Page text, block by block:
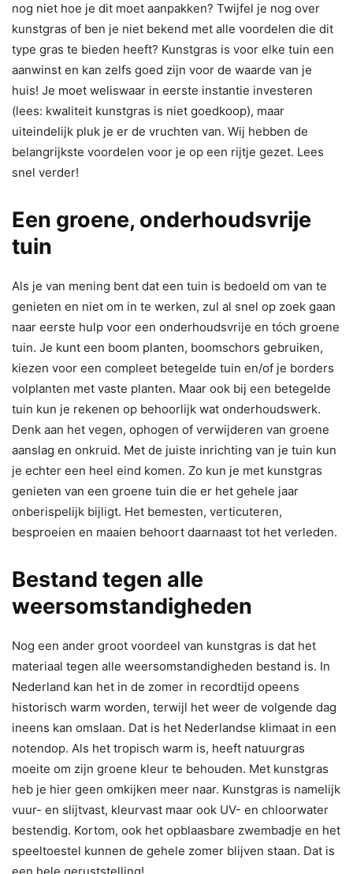
nog niet hoe je dit moet aanpakken? Twijfel je nog over
kunstgras of ben je niet bekend met alle voordelen die dit
type gras te bieden heeft? Kunstgras is voor elke tuin een
aanwinst en kan zelfs goed zijn voor de waarde van je
huis! Je moet weliswaar in eerste instantie investeren
(lees: kwaliteit kunstgras is niet goedkoop), maar
uiteindelijk pluk je er de vruchten van. Wij hebben de
belangrijkste voordelen voor je op een rijtje gezet. Lees
snel verder!
Een groene, onderhoudsvrije
tuin
Als je van mening bent dat een tuin is bedoeld om van te
genieten en niet om in te werken, zul al snel op zoek gaan
naar eerste hulp voor een onderhoudsvrije en tóch groene
tuin. Je kunt een boom planten, boomschors gebruiken,
kiezen voor een compleet betegelde tuin en/of je borders
volplanten met vaste planten. Maar ook bij een betegelde
tuin kun je rekenen op behoorlijk wat onderhoudswerk.
Denk aan het vegen, ophogen of verwijderen van groene
aanslag en onkruid. Met de juiste inrichting van je tuin kun
je echter een heel eind komen. Zo kun je met kunstgras
genieten van een groene tuin die er het gehele jaar
onberispelijk bijligt. Het bemesten, verticuteren,
besproeien en maaien behoort daarnaast tot het verleden.
Bestand tegen alle
weersomstandigheden
Nog een ander groot voordeel van kunstgras is dat het
materiaal tegen alle weersomstandigheden bestand is. In
Nederland kan het in de zomer in recordtijd opeens
historisch warm worden, terwijl het weer de volgende dag
ineens kan omslaan. Dat is het Nederlandse klimaat in een
notendop. Als het tropisch warm is, heeft natuurgras
moeite om zijn groene kleur te behouden. Met kunstgras
heb je hier geen omkijken meer naar. Kunstgras is namelijk
vuur- en slijtvast, kleurvast maar ook UV- en chloorwater
bestendig. Kortom, ook het opblaasbare zwembadje en het
speeltoestel kunnen de gehele zomer blijven staan. Dat is